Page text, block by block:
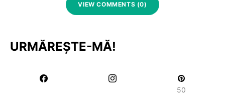
VIEW COMMENTS (0)
URMĂREȘTE-MĂ!
50